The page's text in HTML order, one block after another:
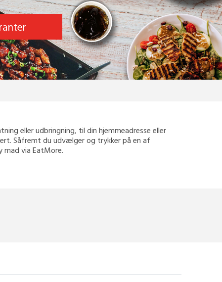
eller udbringning, til din hjemmeadresse eller
Såfremt du udvælger og trykker på en af
mad via EatMore.